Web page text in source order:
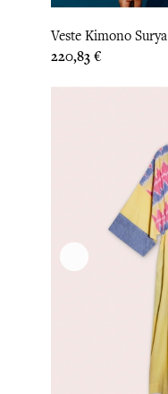
Veste Kimono Surya
Prix
220,83 €